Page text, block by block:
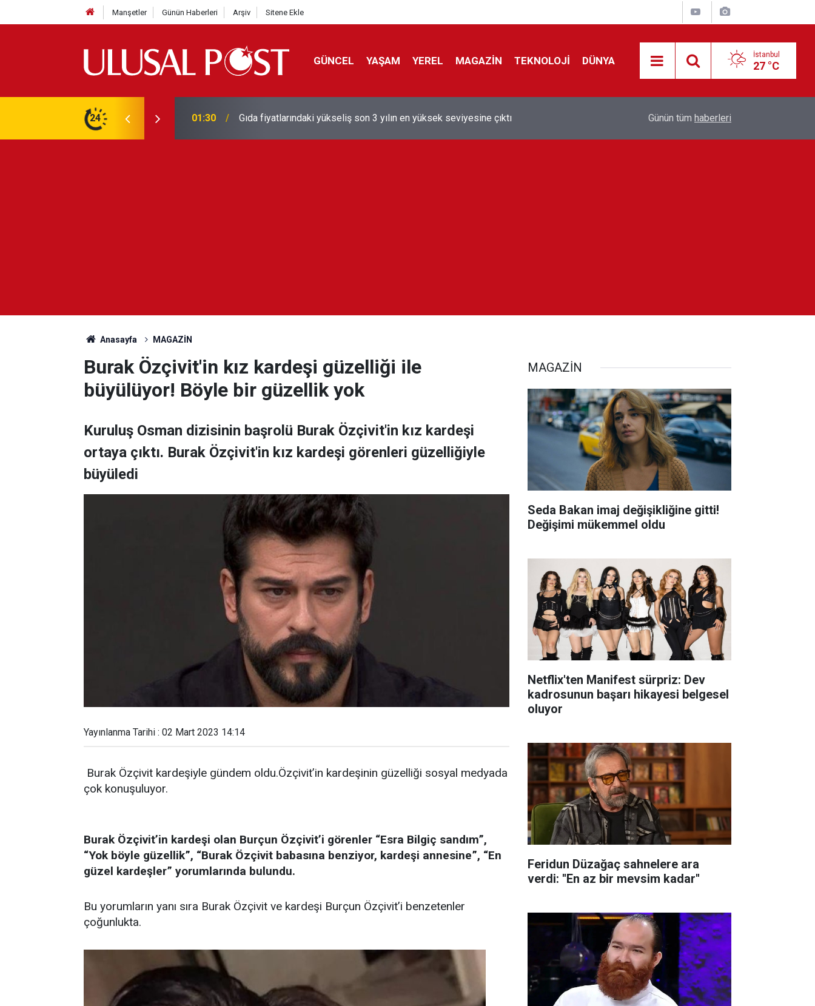
Manşetler Günün Haberleri Arşiv Sitene Ekle
GÜNCEL YAŞAM YEREL MAGAZİN TEKNOLOJİ DÜNYA İstanbul
27 °C
24
en yüksek seviyesine çıktı 01:26 Galatasaray'dan sekiz kişi hakkında savcılığa suç duyurusu
kontrol edecek
Günün tüm haberleri
Anasayfa MAGAZİN
Burak Özçivit'in kız kardeşi güzelliği ile
büyülüyor! Böyle bir güzellik yok
Kuruluş Osman dizisinin başrolü Burak Özçivit'in kız kardeşi
ortaya çıktı. Burak Özçivit'in kız kardeşi görenleri güzelliğiyle
büyüledi
Yayınlanma Tarihi : 02 Mart 2023 14:14
Burak Özçivit kardeşiyle gündem oldu.Özçivit’in kardeşinin güzelliği sosyal medyada
çok konuşuluyor.
Burak Özçivit’in kardeşi olan Burçun Özçivit’i görenler “Esra Bilgiç sandım”,
“Yok böyle güzellik”, “Burak Özçivit babasına benziyor, kardeşi annesine”, “En
güzel kardeşler” yorumlarında bulundu.
Bu yorumların yanı sıra Burak Özçivit ve kardeşi Burçun Özçivit’i benzetenler
çoğunlukta.
MAGAZİN
Seda Bakan imaj değişikliğine gitti!
Değişimi mükemmel oldu
Netflix'ten Manifest sürpriz: Dev
kadrosunun başarı hikayesi belgesel
oluyor
Feridun Düzağaç sahnelere ara
verdi: ''En az bir mevsim kadar''